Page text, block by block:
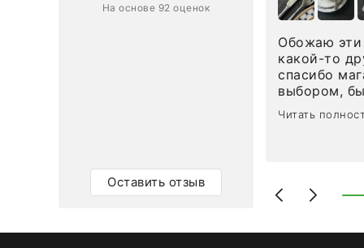
На основе 92 оценок
Оставить отзыв
приехал ко мне целым и
Обожаю эти
какой-то
спасибо
выбором,
сервисом.
чайные
доставили
торжеству.
Читать